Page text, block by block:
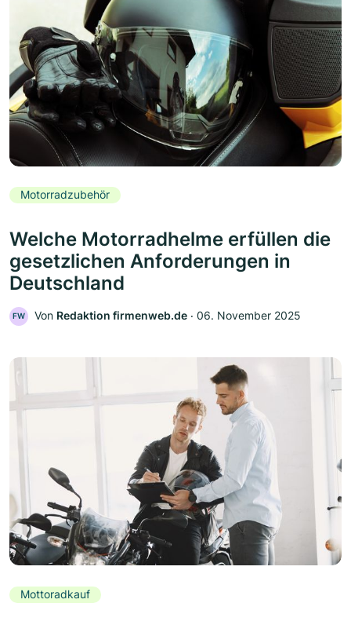
Motorradzubehör
Welche Motorradhelme erfüllen die
gesetzlichen Anforderungen in
Deutschland
FW Von Redaktion firmenweb.de ‧ 06. November 2025
Mottoradkauf